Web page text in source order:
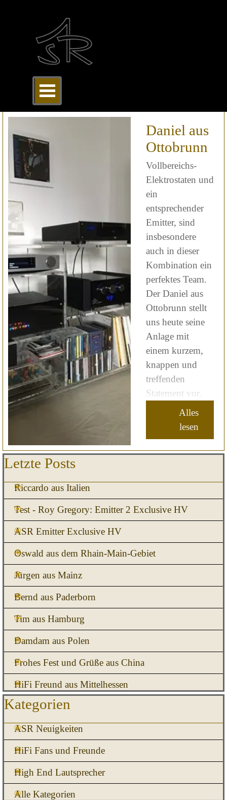
Menü überspringen
Daniel aus
Ottobrunn
Vollbereichs-
Elektrostaten und
ein
entsprechender
Emitter, sind
insbesondere
auch in dieser
Kombination ein
perfektes Team.
Der Daniel aus
Ottobrunn stellt
uns heute seine
Anlage mit
einem kurzem,
knappen und
treffenden
Statement vor.
Alles
lesen
Block überspringen Letzte Posts
Letzte Posts
Riccardo aus Italien
Test - Roy Gregory: Emitter 2 Exclusive HV
ASR Emitter Exclusive HV
Oswald aus dem Rhain-Main-Gebiet
Jürgen aus Mainz
Bernd aus Paderborn
Tim aus Hamburg
Damdam aus Polen
Frohes Fest und Grüße aus China
HiFi Freund aus Mittelhessen
Block überspringen Kategorien
Kategorien
ASR Neuigkeiten
HiFi Fans und Freunde
High End Lautsprecher
Alle Kategorien